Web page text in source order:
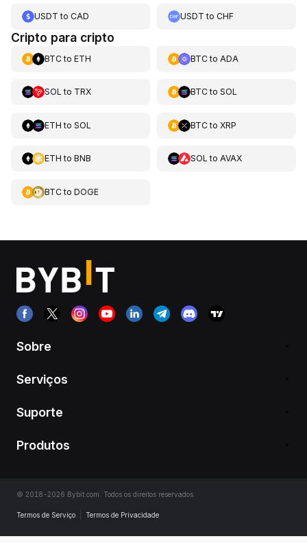
USDT to CAD USDT toCHF
Cripto para cripto
BTCto ETH BTCto ADA
SOL to TRX BTCto SOL
ETH to SOL BTCto XRP
ETH to BNB SOL to AVAX
BTCto DOGE
Sobre
Serviços
Suporte
Produtos
© 2018-2026 Bybit.com. Todos os direitos reservados.
Termos de Serviço Termos de Privacidade